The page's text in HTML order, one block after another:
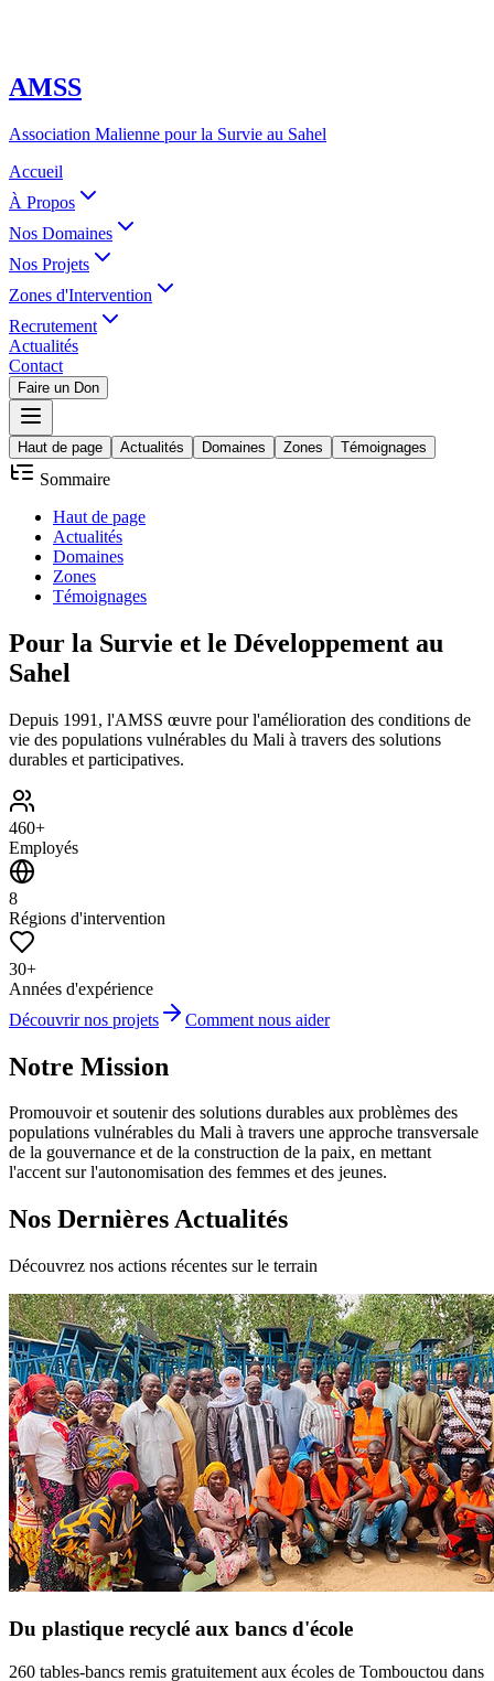
AMSS
Association Malienne pour la Survie au Sahel
Accueil
À Propos
Nos Domaines
Nos Projets
Zones d'Intervention
Recrutement
Actualités
Contact
Faire un Don
Haut de page Actualités Domaines Zones Témoignages
Sommaire
Haut de page
Actualités
Domaines
Zones
Témoignages
Pour la Survie et le Développement au
Sahel
Depuis 1991, l'AMSS œuvre pour l'amélioration des conditions de
vie des populations vulnérables du Mali à travers des solutions
durables et participatives.
460+
Employés
8
Régions d'intervention
30+
Années d'expérience
Découvrir nos projets
Comment nous aider
Notre Mission
Promouvoir et soutenir des solutions durables aux problèmes des
populations vulnérables du Mali à travers une approche transversale
de la gouvernance et de la construction de la paix, en mettant
l'accent sur l'autonomisation des femmes et des jeunes.
Nos Dernières Actualités
Découvrez nos actions récentes sur le terrain
Du plastique recyclé aux bancs d'école
260 tables-bancs remis gratuitement aux écoles de Tombouctou dans